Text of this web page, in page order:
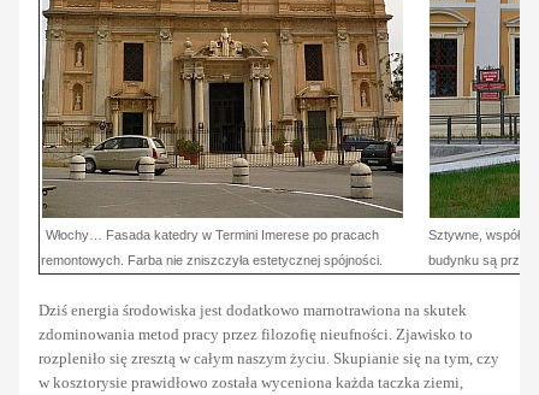
Włochy… Fasada katedry w Termini Imerese po pracach
remontowych. Farba nie zniszczyła estetycznej spójności.
Sztywne,
budynku są
Dziś energia środowiska jest dodatkowo marnotrawiona na skutek
zdominowania metod pracy przez filozofię nieufności. Zjawisko to
rozpleniło się zresztą w całym naszym życiu. Skupianie się na tym, czy
w kosztorysie prawidłowo została wyceniona każda taczka ziemi,